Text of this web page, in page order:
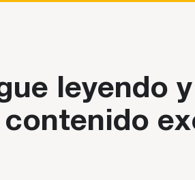
leyendo
contenido